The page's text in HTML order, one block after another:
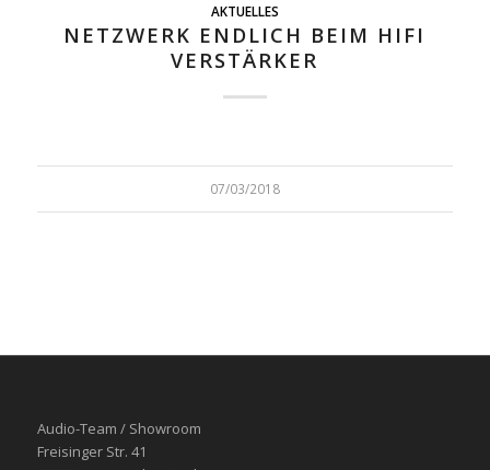
AKTUELLES
NETZWERK ENDLICH BEIM HIFI
VERSTÄRKER
07/03/2018
Audio-Team / Showroom
Freisinger Str. 41